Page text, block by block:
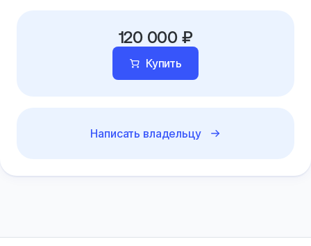
120 000 ₽
Купить
Написать владельцу